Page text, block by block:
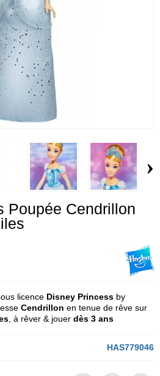
›
Poupée Cendrillon
licence Disney Princess by
Cendrillon en tenue de rêve sur
, à rêver & jouer dès 3 ans
HAS779046